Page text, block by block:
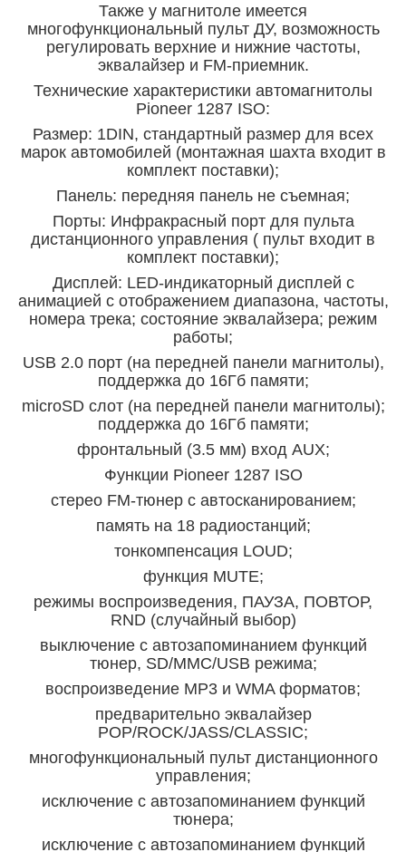
Также у магнитоле имеется
многофункциональный пульт ДУ, возможность
регулировать верхние и нижние частоты,
эквалайзер и FM-приемник.
Технические характеристики автомагнитолы
Pioneer 1287 ISO:
Размер: 1DIN, стандартный размер для всех
марок автомобилей (монтажная шахта входит в
комплект поставки);
Панель: передняя панель не съемная;
Порты: Инфракрасный порт для пульта
дистанционного управления ( пульт входит в
комплект поставки);
Дисплей: LED-индикаторный дисплей с
анимацией с отображением диапазона, частоты,
номера трека; состояние эквалайзера; режим
работы;
USB 2.0 порт (на передней панели магнитолы),
поддержка до 16Гб памяти;
microSD слот (на передней панели магнитолы);
поддержка до 16Гб памяти;
фронтальный (3.5 мм) вход AUX;
Функции Pioneer 1287 ISO
стерео FM-тюнер с автосканированием;
память на 18 радиостанций;
тонкомпенсация LOUD;
функция MUTE;
режимы воспроизведения, ПАУЗА, ПОВТОР,
RND (случайный выбор)
выключение с автозапоминанием функций
тюнер, SD/MMC/USB режима;
воспроизведение MP3 и WMA форматов;
предварительно эквалайзер
POP/ROCK/JASS/CLASSIC;
многофункциональный пульт дистанционного
управления;
исключение с автозапоминанием функций
тюнера;
исключение с автозапоминанием функций